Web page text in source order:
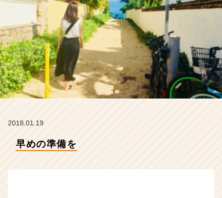
ラ
イ
ン】
|
ベ
チ
ャ
ー・
成
カ
2018.01.19
早めの準備を